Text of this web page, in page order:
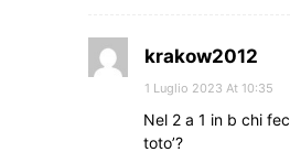
krakow2012
1 Luglio 2023 At 10:35
Nel 2 a 1 in b chi
toto’?